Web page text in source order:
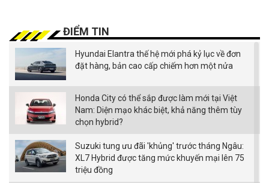
ĐIỂM TIN
Hyundai Elantra thế hệ mới phá kỷ lục về đơn
đặt hàng, bản cao cấp chiếm hơn một nửa
Honda City có thể sắp được làm mới tại Việt
Nam: Diện mạo khác biệt, khả năng thêm tùy
chọn hybrid?
Suzuki tung ưu đãi 'khủng' trước tháng Ngâu:
XL7 Hybrid được tăng mức khuyến mại lên 75
triệu đồng